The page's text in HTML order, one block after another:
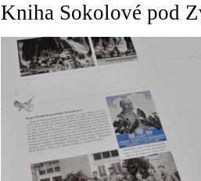
Kniha Sokolové pod